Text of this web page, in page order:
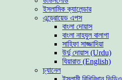
ইসলামিক ক্যালেন্ডার
এন্ড্রোয়েড এপস
বাংলা দোয়াস
বাংলা নাহযুল বালাগা
সাহিফা সাজ্জাদিয়া
উর্দু দোয়াস (Urdu)
যিয়ারাত (English)
চ্যানেল